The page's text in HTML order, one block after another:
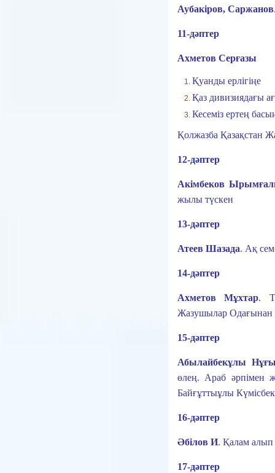
Аубакіров, Саржанов
11-дәптер
Ахметов Серғазы
Қуанды ерлігіңе
Қаз дивизиядағы
Кесеміз ертең
Қолжазба Қазақстан
12-дәптер
Акімбеков
жылы түскен
13-дәптер
Атеев Шазада. Ақ
14-дәптер
Ахметов Мұхтар.
Жазушылар Одағынан
15-дәптер
Абылайбекұлы
өлең. Араб әрпімен
Байғұттыұлы Күмісбек
16-дәптер
Әбілов И. Қалам алып
17-дәптер